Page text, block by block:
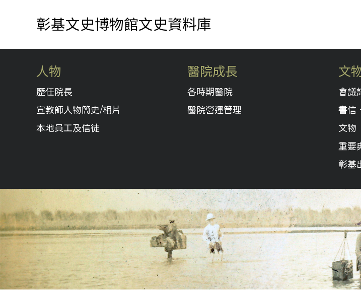
彰基文史博物館文史資料庫
人物
歷任院長
宣教師人物簡史/相片
本地員工及信徒
醫院成長
各時期醫院
醫院營運管理
文
會議
書信
文物
重要
彰基